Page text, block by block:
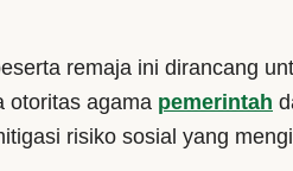
remaja ini dirancang
otoritas agama pemerintah
risiko sosial yang